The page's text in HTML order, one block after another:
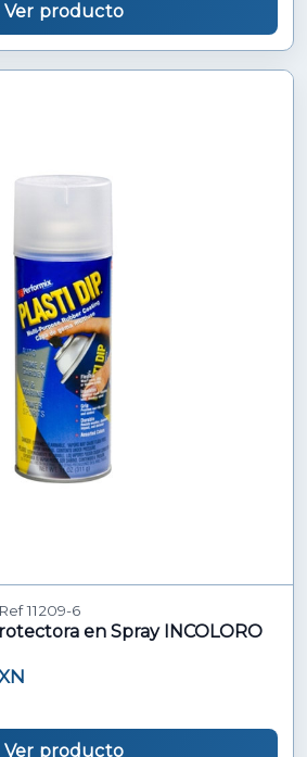
Ver producto
11209-6
en Spray INCOLORO
Ver producto